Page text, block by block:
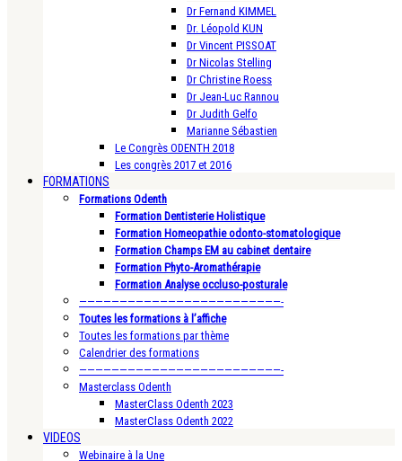
Dr Fernand KIMMEL
Dr. Léopold KUN
Dr Vincent PISSOAT
Dr Nicolas Stelling
Dr Christine Roess
Dr Jean-Luc Rannou
Dr Judith Gelfo
Marianne Sébastien
Le Congrès ODENTH 2018
Les congrès 2017 et 2016
FORMATIONS
Formations Odenth
Formation Dentisterie Holistique
Formation Homeopathie odonto-stomatologique
Formation Champs EM au cabinet dentaire
Formation Phyto-Aromathérapie
Formation Analyse occluso-posturale
—————————————————————————-
Toutes les formations à l’affiche
Toutes les formations par thème
Calendrier des formations
—————————————————————————-
Masterclass Odenth
MasterClass Odenth 2023
MasterClass Odenth 2022
VIDEOS
Webinaire à la Une